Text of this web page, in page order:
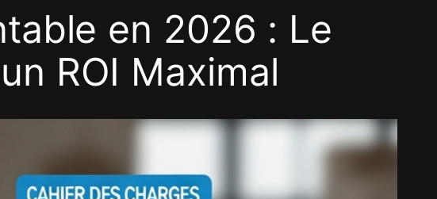
en 2026 : Le
ROI Maximal